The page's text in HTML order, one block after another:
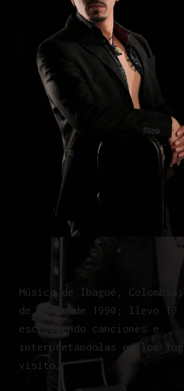
Músico de Ibagué,
de marzo de 1990; llevo 13
escribiendo canciones e
interpretándolas en los
visito.